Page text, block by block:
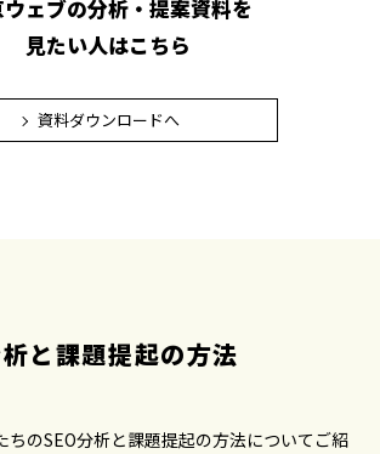
ェブの分析・提案資料を
見たい人はこちら
資料ダウンロードへ
と課題提起の方法
ちのSEO分析と課題提起の方法についてご紹